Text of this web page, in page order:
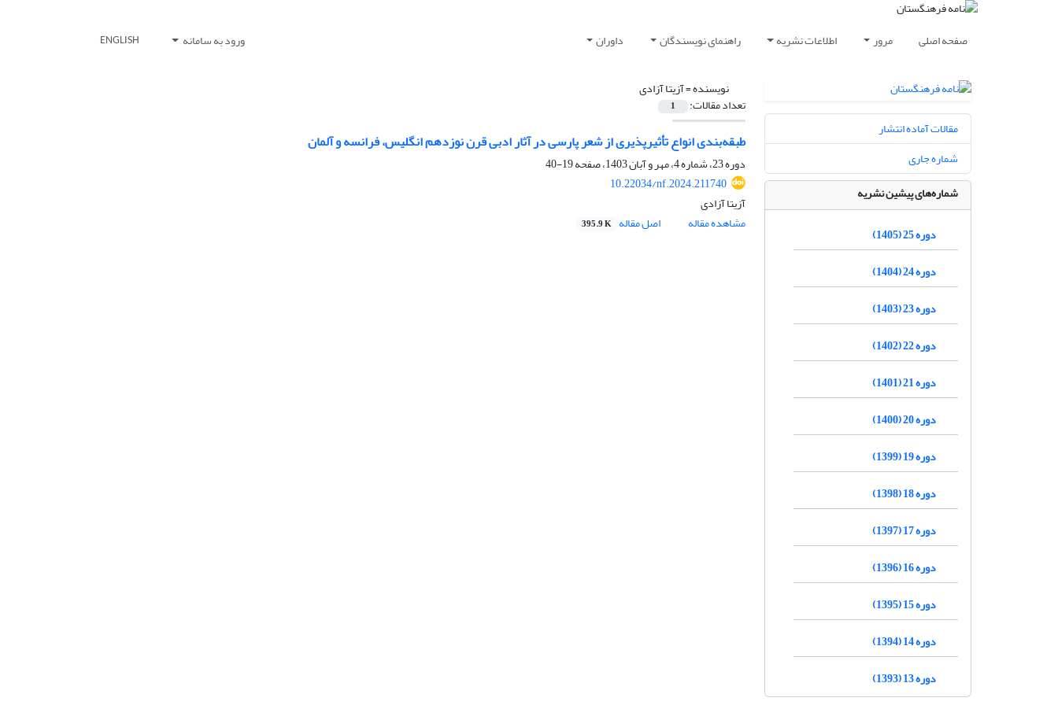
صفحه اصلی مرور اطلاعات نشریه راهنمای نویسندگان داوران ورود به سامانه ENGLISH
نویسنده =آزیتا آزادی
تعداد مقالات: 1
طبقه‌‌‌بندی انواع تأثیرپذیری از شعر پارسی در آثار ادبی قرن نوزدهم انگلیس، فرانسه و آلمان
دوره 23، شماره 4، مهر و آبان 1403، صفحه
19-40
10.22034/nf.2024.211740
آزیتا آزادی
مشاهده مقاله
اصل مقاله 395.9 K
مقالات آماده انتشار
شماره جاری
شماره‌های پیشین نشریه
دوره 25 (1405)
دوره 24 (1404)
دوره 23 (1403)
دوره 22 (1402)
دوره 21 (1401)
دوره 20 (1400)
دوره 19 (1399)
دوره 18 (1398)
دوره 17 (1397)
دوره 16 (1396)
دوره 15 (1395)
دوره 14 (1394)
دوره 13 (1393)